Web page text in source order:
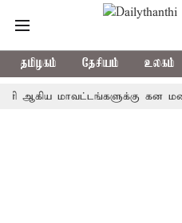
தமிழகம் தேசியம் உலகம்
மாவட்டங்களுக்கு கன மழை